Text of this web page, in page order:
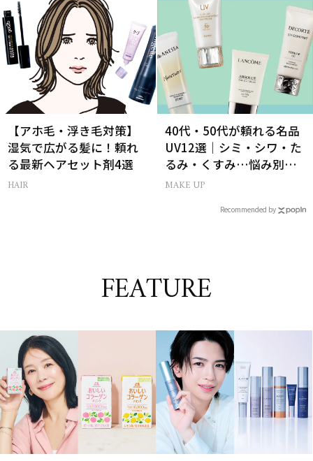
【アホ毛・浮き毛対策】
湿気で広がる髪に！頼れ
る最新ヘアセット剤4選
HAIR
40代・50代が頼れる名品
UV12選｜シミ・シワ・た
るみ・くすみ…悩み別ベ
スコス受賞の日焼け止め
MAKE UP
Recommended by
FEATURE